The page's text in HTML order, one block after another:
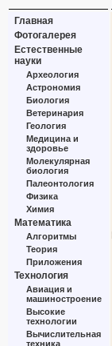
Главная
Фотогалерея
Естественные
науки
Археология
Астрономия
Биология
Ветеринария
Геология
Медицина и
здоровье
Молекулярная
биология
Палеонтология
Физика
Химия
Математика
Алгоритмы
Теория
Приложения
Технология
Авиация и
машиностроение
Высокие
технологии
Вычислительная
техника